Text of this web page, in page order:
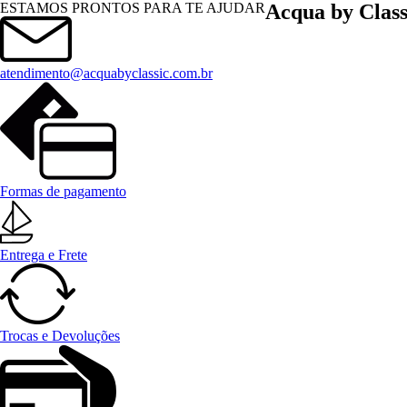
ESTAMOS PRONTOS PARA TE AJUDAR
atendimento@acquabyclassic.com.br
Formas de pagamento
Entrega e Frete
Trocas e Devoluções
Acqua by